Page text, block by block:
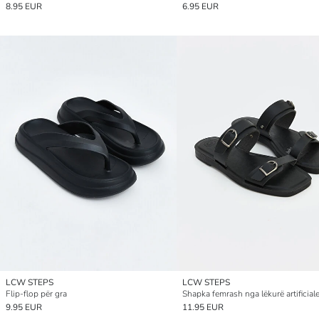
8.95 EUR
6.95 EUR
LCW STEPS
Flip-flop për gra
9.95 EUR
LCW STEPS
Shapka femrash nga lëkurë artificiale
11.95 EUR